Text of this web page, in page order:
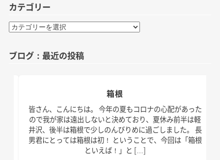
カテゴリー
カ
リ
ブログ：最近の投稿
箱根
皆さん、こんにちは。 今年の夏もコロナの心配があった
ので我が家は遠出しないと決めており、夏休み前半は軽
井沢、後半は箱根で少しのんびりめに過ごしました。 長
男君にとっては箱根は初！ ということで、今回は「箱根
といえば！」と […]